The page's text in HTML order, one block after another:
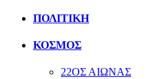
ΠΟΛΙΤΙΚΗ
ΚΟΣΜΟΣ
22ΟΣ ΑΙΩΝΑΣ